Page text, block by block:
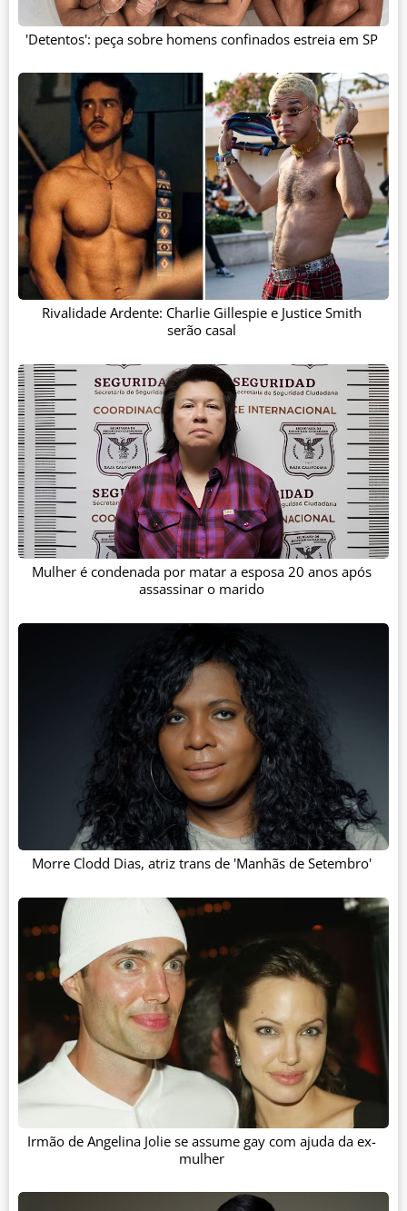
'Detentos': peça sobre homens confinados estreia em SP
Rivalidade Ardente: Charlie Gillespie e Justice Smith
serão casal
Mulher é condenada por matar a esposa 20 anos após
assassinar o marido
Morre Clodd Dias, atriz trans de 'Manhãs de Setembro'
Irmão de Angelina Jolie se assume gay com ajuda da ex-
mulher